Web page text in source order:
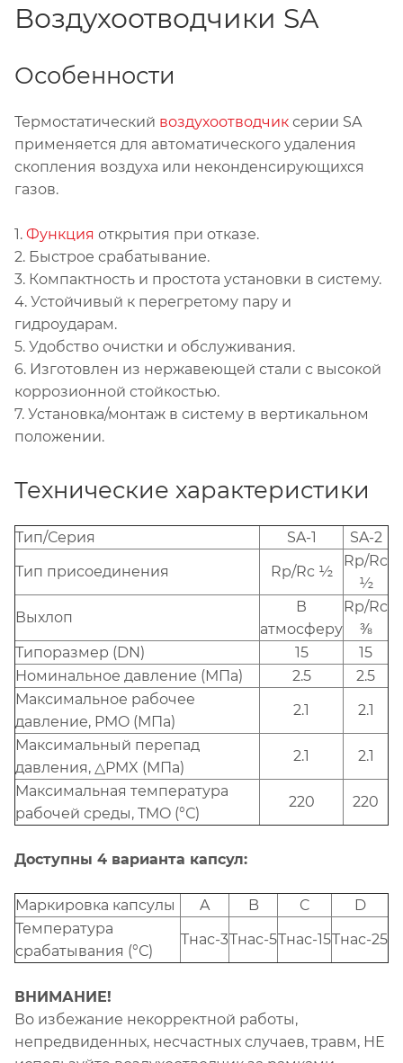
Воздухоотводчики SA
Особенности
Термостатический воздухоотводчик серии SA
применяется для автоматического удаления
скопления воздуха или неконденсирующихся
газов.
1. Функция открытия при отказе.
2. Быстрое срабатывание.
3. Компактность и простота установки в систему.
4. Устойчивый к перегретому пару и
гидроударам.
5. Удобство очистки и обслуживания.
6. Изготовлен из нержавеющей стали с высокой
коррозионной стойкостью.
7. Установка/монтаж в систему в вертикальном
положении.
Технические характеристики
Тип/Серия SA-1
SA-2
Тип присоединения
Rp/Rc ½
Rp/Rc
½
Выхлоп
В
атмосферу
Rp/Rc
⅜
Типоразмер (DN)
15
15
Номинальное давление (МПа)
2.5
2.5
Максимальное рабочее
давление, PMO (МПа)
2.1 2.1
Максимальный перепад
давления, △PMX (МПа)
2.1 2.1
Максимальная температура
рабочей среды, TMO (°С)
220 220
Доступны 4 варианта капсул:
Маркировка капсулы A B C
D
Температура
срабатывания (°С)
Tнас-3Tнас-5Tнас-15Tнас-25
ВНИМАНИЕ!
Во избежание некорректной работы,
непредвиденных, несчастных случаев, травм, НЕ